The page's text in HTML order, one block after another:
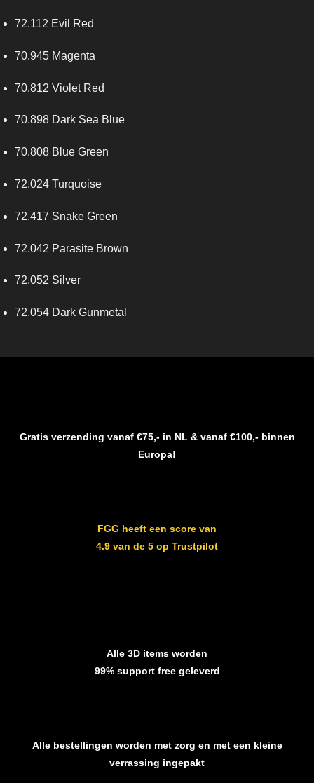
72.112 Evil Red
70.945 Magenta
70.812 Violet Red
70.898 Dark Sea Blue
70.808 Blue Green
72.024 Turquoise
72.417 Snake Green
72.042 Parasite Brown
72.052 Silver
72.054 Dark Gunmetal
Gratis verzending vanaf €75,- in NL & vanaf €100,- binnen
Europa!
FGG heeft een score van
4.9 van de 5 op Trustpilot
Alle 3D items worden
99% support free geleverd
Alle bestellingen worden met zorg en met een kleine
verrassing ingepakt